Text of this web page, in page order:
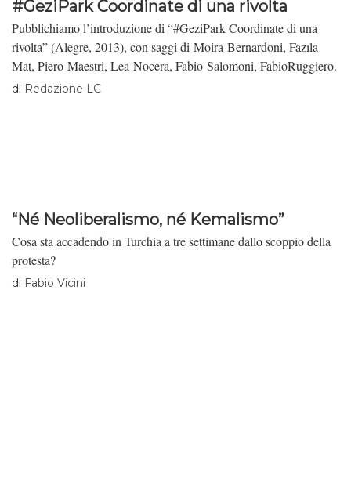
#GeziPark Coordinate di una rivolta
Pubblichiamo l’introduzione di “#GeziPark Coordinate di una
rivolta” (Alegre, 2013), con saggi di Moira Bernardoni, Fazıla
Mat, Piero Maestri, Lea Nocera, Fabio Salomoni, FabioRuggiero.
di Redazione LC
“Né Neoliberalismo, né Kemalismo”
Cosa sta accadendo in Turchia a tre settimane dallo scoppio della
protesta?
di Fabio Vicini